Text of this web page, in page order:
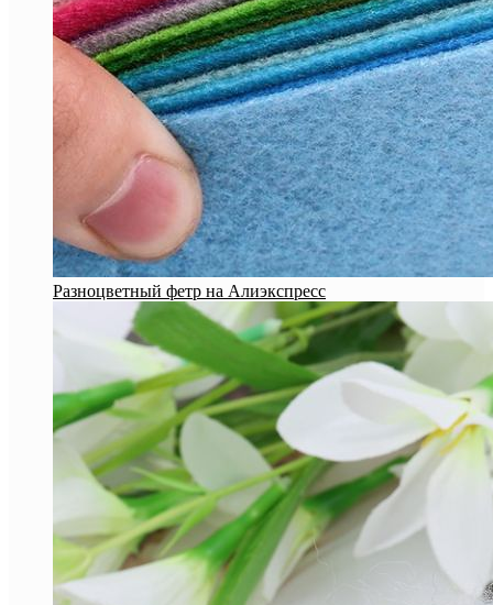
Разноцветный фетр на Алиэкспресс